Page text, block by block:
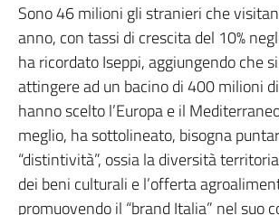
Sono 46 milioni gli stranieri che
anno, con tassi di crescita del 10%
ha ricordato Iseppi, aggiungendo che
attingere ad un bacino di 400 milioni
hanno scelto l’Europa e il
meglio, ha sottolineato, bisogna
“distintività”, ossia la diversità
dei beni culturali e l’offerta
promuovendo il “brand Italia” nel suo